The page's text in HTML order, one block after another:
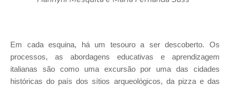
Em cada esquina, há um tesouro a ser descoberto. Os
processos, as abordagens educativas e aprendizagem
italianas são como uma excursão por uma das cidades
históricas do país dos sítios arqueológicos, da pizza e das